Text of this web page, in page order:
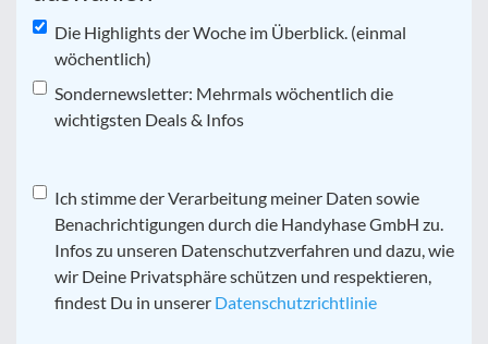
Die Highlights der Woche im Überblick. (einmal
wöchentlich)
Sondernewsletter: Mehrmals wöchentlich die
wichtigsten Deals & Infos
Datenschutz*
Ich stimme der Verarbeitung meiner Daten sowie
Benachrichtigungen durch die Handyhase GmbH zu.
Infos zu unseren Datenschutzverfahren und dazu, wie
wir Deine Privatsphäre schützen und respektieren,
findest Du in unserer Datenschutzrichtlinie